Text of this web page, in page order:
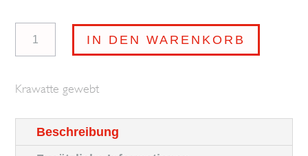
Menge
IN DEN WARENKORB
Krawatte gewebt
Beschreibung